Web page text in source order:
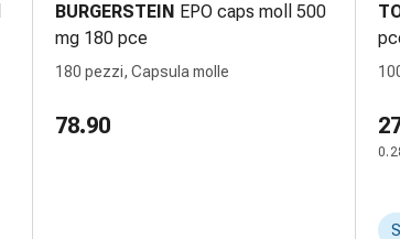
BURGERSTEIN EPO caps moll 500
mg 180 pce
180 pezzi, Capsula molle
78.90